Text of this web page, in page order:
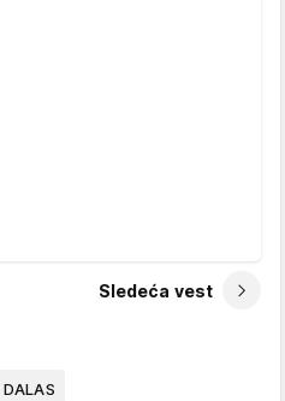
Sledeća vest
DALAS